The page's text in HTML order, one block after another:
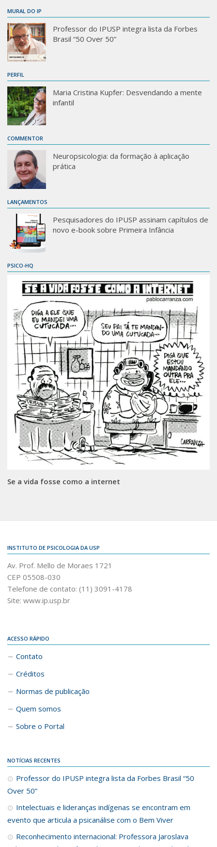
MURAL DO IP
Professor do IPUSP integra lista da Forbes
Brasil “50 Over 50”
PERFIL
Maria Cristina Kupfer: Desvendando a mente
infantil
COMMENTOR
Neuropsicologia: da formação à aplicação
prática
LANÇAMENTOS
Pesquisadores do IPUSP assinam capítulos de
novo e-book sobre Primeira Infância
PSICO-HQ
Se a vida fosse como a internet
INSTITUTO DE PSICOLOGIA DA USP
Av. Prof. Mello de Moraes 1721
CEP 05508-030
Telefone de contato: (11) 3091-4178
Site: www.ip.usp.br
ACESSO RÁPIDO
Contato
Créditos
Normas de publicação
Quem somos
Sobre o Portal
NOTÍCIAS RECENTES
Professor do IPUSP integra lista da Forbes Brasil “50
Over 50”
Intelectuais e lideranças indígenas se encontram em
evento que articula a psicanálise com o Bem Viver
Reconhecimento internacional: Professora Jaroslava